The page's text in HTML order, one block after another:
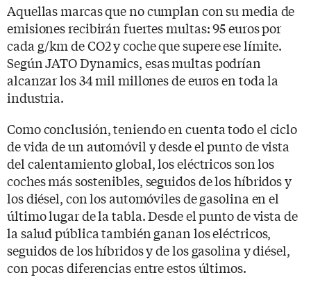
Aquellas marcas que no cumplan con su media de
emisiones recibirán fuertes multas: 95 euros por
cada g/km de CO2 y coche que supere ese límite.
Según JATO Dynamics, esas multas podrían
alcanzar los 34 mil millones de euros en toda la
industria.
Como conclusión, teniendo en cuenta todo el ciclo
de vida de un automóvil y desde el punto de vista
del calentamiento global, los eléctricos son los
coches más sostenibles, seguidos de los híbridos y
los diésel, con los automóviles de gasolina en el
último lugar de la tabla. Desde el punto de vista de
la salud pública también ganan los eléctricos,
seguidos de los híbridos y de los gasolina y diésel,
con pocas diferencias entre estos últimos.